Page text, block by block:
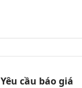
Yêu cầu báo giá